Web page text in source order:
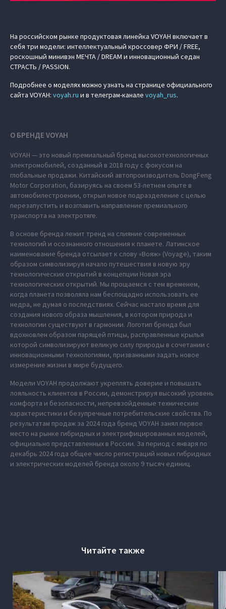
На российском рынке продуктовая линейка VOYAH включает в
себя три модели: интеллектуальный кроссовер ФРИ / FREE,
роскошный минивэн МЕЧТА / DREAM и инновационный седан
СТРАСТЬ / PASSION.
Подробнее о моделях можно узнать на странице официального
сайта VOYAH: voyah.ru и в телеграм-канале voyah_rus.
О БРЕНДЕ VOYAH
VOYAH — это новый премиальный бренд высокотехнологичных
электромобилей, созданный в 2018 году с фокусом на
глобальные продажи. Китайский автопроизводитель DongFeng
Motor Corporation, базируясь на своем 53-летнем опыте в
автомобилестроении, открыл новое подразделение с целью
перезапустить и возглавить направление премиального
транспорта на электротяге.
В основе бренда лежит тренд на слияние современных
технологий и осознанного отношения к планете. Латинское
наименование бренда отсылает к слову «Вояж» (Voyage), таким
образом символизируя начало путешествия в новую эру
технологических открытий в концепции Новая эра
технологических открытий. Мы прощаемся с тем временем,
когда планета позволяла нам беспощадно использовать ее
недра, не думая о последствиях. Сейчас настало время для
создания нового образа мышления, в котором природа и
технологии существуют в гармонии. Логотип бренда был
вдохновлен образом парящей птицы, расправленные крылья
которой символизируют великую силу природы в сочетании с
инновационными технологиями, призванными задать новое
измерение жизни в мире будущего.
Модели VOYAH продолжают укреплять доверие и повышать
лояльность клиентов в России, демонстрируя высокий уровень
комфорта и безопасности, непревзойденные технические
характеристики и безупречные потребительские свойства. По
результатам продаж за 2024 года бренд VOYAH занял первое
место на рынке гибридных и электрифицированных моделей,
официально представленных в России. За период с января по
декабрь 2024 года общее число регистраций новых гибридных
и электрических моделей бренда около 9 тысяч единиц.
Читайте также